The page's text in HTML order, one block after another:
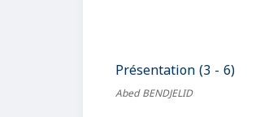
Présentation (3 - 6)
Abed BENDJELID